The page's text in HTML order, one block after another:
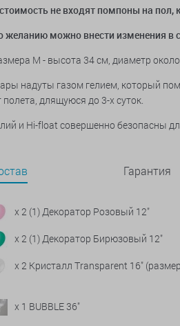
не входят помпоны на пол,
желанию можно внести изменения в
M - высота 34 см, диаметр
надуты газом гелием, который
полета, длящуюся до 3-х суток.
и Hi-float совершенно безопасны
Гарантия
x 2 (1) Декоратор Розовый 12"
x 2 (1) Декоратор Бирюзовый 12"
x 2 Кристалл Transparent 16"
x 1 BUBBLE 36"